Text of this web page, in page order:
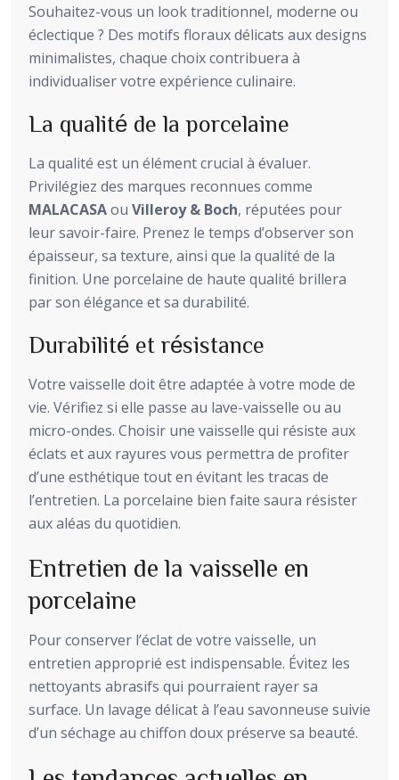
Souhaitez-vous un look traditionnel, moderne ou
éclectique ? Des motifs floraux délicats aux designs
minimalistes, chaque choix contribuera à
individualiser votre expérience culinaire.
La qualité de la porcelaine
La qualité est un élément crucial à évaluer.
Privilégiez des marques reconnues comme
MALACASAou Villeroy & Boch, réputées pour
leur savoir-faire. Prenez le temps d’observer son
épaisseur, sa texture, ainsi que la qualité de la
finition. Une porcelaine de haute qualité brillera
par son élégance et sa durabilité.
Durabilité et résistance
Votre vaisselle doit être adaptée à votre mode de
vie. Vérifiez si elle passe au lave-vaisselle ou au
micro-ondes. Choisir une vaisselle qui résiste aux
éclats et aux rayures vous permettra de profiter
d’une esthétique tout en évitant les tracas de
l’entretien. La porcelaine bien faite saura résister
aux aléas du quotidien.
Entretien de la vaisselle en
porcelaine
Pour conserver l’éclat de votre vaisselle, un
entretien approprié est indispensable. Évitez les
nettoyants abrasifs qui pourraient rayer sa
surface. Un lavage délicat à l’eau savonneuse suivie
d’un séchage au chiffon doux préserve sa beauté.